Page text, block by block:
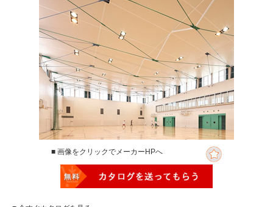
■ 画像をクリックでメーカーHPへ